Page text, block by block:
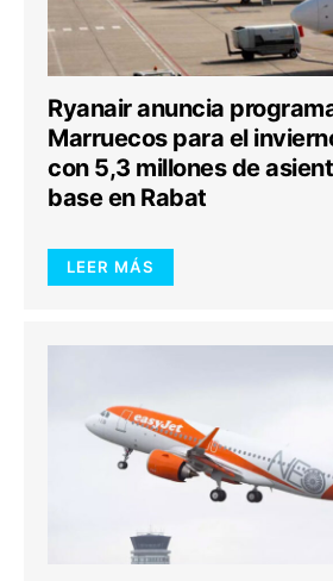
Ryanair anuncia
Marruecos para el
con 5,3 millones de
base en Rabat
LEER MÁS